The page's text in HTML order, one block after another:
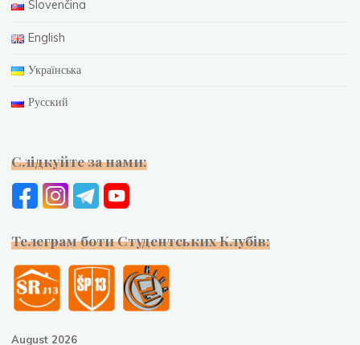
Slovenčina
English
Українська
Русский
Слідкуйте за нами:
Телеграм боти Студентських Клубів:
August 2026